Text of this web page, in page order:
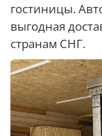
гостиницы.
выгодная
странам СНГ.